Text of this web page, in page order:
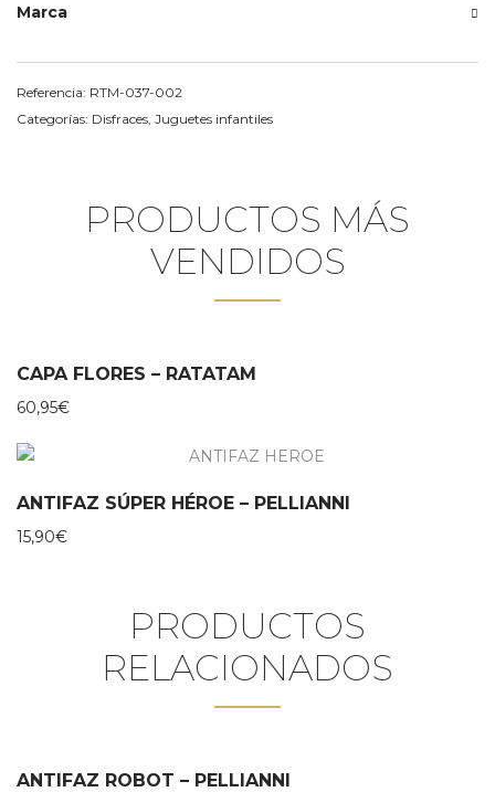
Marca
Referencia: RTM-037-002
Categorías: Disfraces Juguetes infantiles
PRODUCTOS MÁS
VENDIDOS
CAPA FLORES – RATATAM
60,95€
ANTIFAZ SÚPER HÉROE – PELLIANNI
15,90€
PRODUCTOS
RELACIONADOS
ANTIFAZ ROBOT – PELLIANNI